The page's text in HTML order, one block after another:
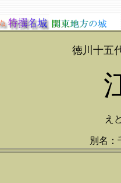
徳川十五
え
別名：